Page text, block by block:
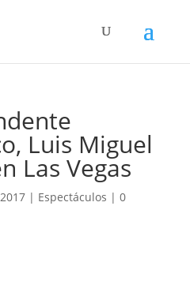
Luis Miguel
Las Vegas
| Espectáculos | 0